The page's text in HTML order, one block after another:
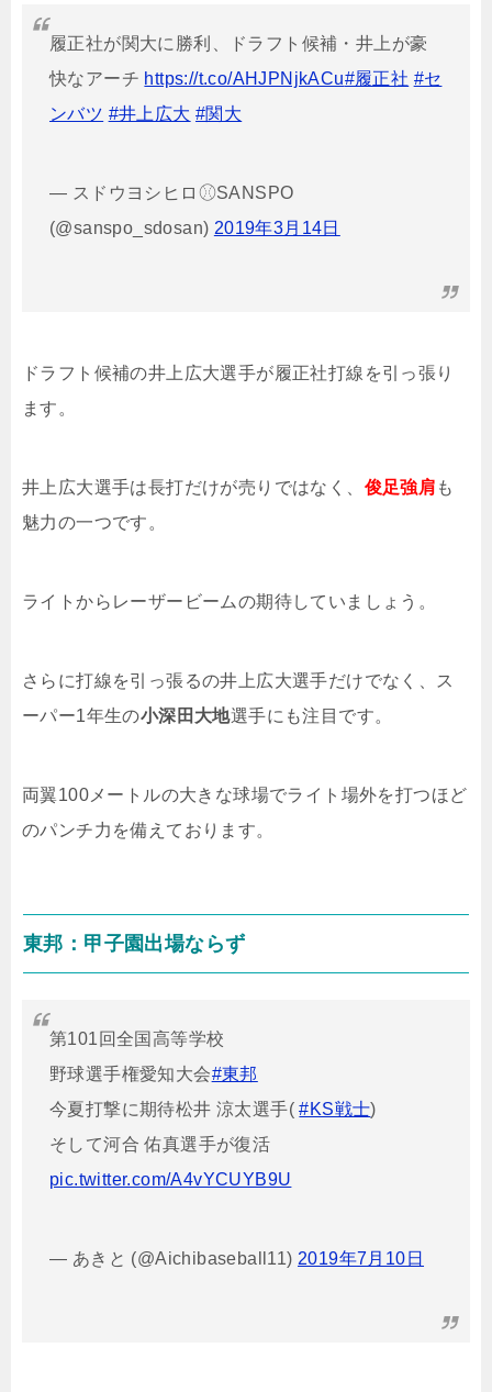
履正社が関大に勝利、ドラフト候補・井上が豪
快なアーチ https://t.co/AHJPNjkACu#履正社 #セ
ンバツ #井上広大 #関大
— スドウヨシヒロ⚾︎SANSPO
(@sanspo_sdosan) 2019年3月14日
ドラフト候補の井上広大選手が履正社打線を引っ張り
ます。
井上広大選手は長打だけが売りではなく、 俊足強肩 も
魅力の一つです。
ライトからレーザービームの期待していましょう。
さらに打線を引っ張るの井上広大選手だけでなく、ス
ーパー1年生の小深田大地選手にも注目です。
両翼100メートルの大きな球場でライト場外を打つほど
のパンチ力を備えております。
東邦：甲子園出場ならず
第101回全国高等学校
野球選手権愛知大会#東邦
今夏打撃に期待松井 涼太選手(#KS戦士)
そして河合 佑真選手が復活
pic.twitter.com/A4vYCUYB9U
— あきと (@Aichibaseball11) 2019年7月10日